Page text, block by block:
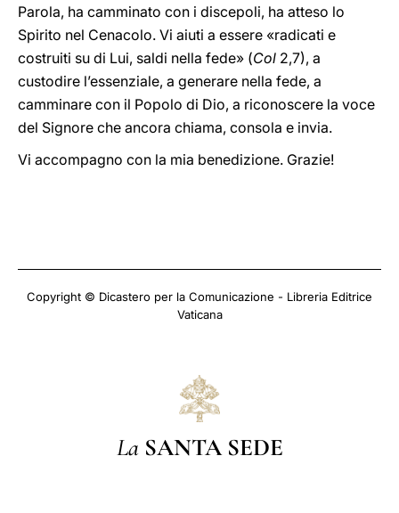
Parola, ha camminato con i discepoli, ha atteso lo
Spirito nel Cenacolo. Vi aiuti a essere «radicati e
costruiti su di Lui, saldi nella fede» (Col 2,7), a
custodire l’essenziale, a generare nella fede, a
camminare con il Popolo di Dio, a riconoscere la voce
del Signore che ancora chiama, consola e invia.
Vi accompagno con la mia benedizione. Grazie!
Copyright © Dicastero per la Comunicazione - Libreria Editrice
Vaticana
La SANTA SEDE